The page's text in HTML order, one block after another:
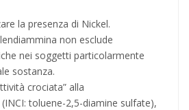
la presenza di Nickel.
non esclude
nei soggetti particolarmente
sostanza.
crociata” alla
toluene-2,5-diamine sulfate),